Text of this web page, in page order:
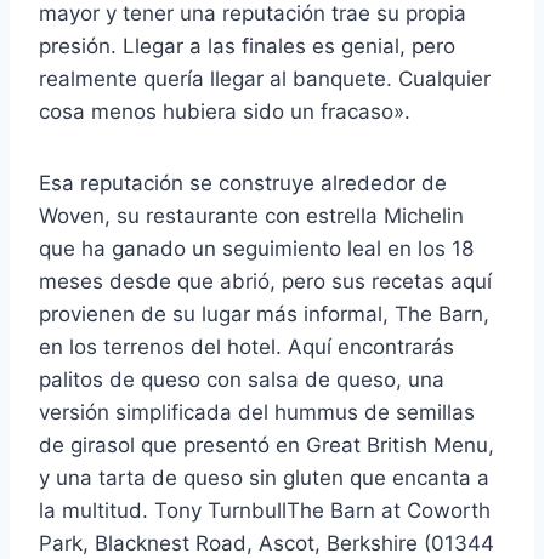
mayor y tener una reputación trae su propia
presión. Llegar a las finales es genial, pero
realmente quería llegar al banquete. Cualquier
cosa menos hubiera sido un fracaso».
Esa reputación se construye alrededor de
Woven, su restaurante con estrella Michelin
que ha ganado un seguimiento leal en los 18
meses desde que abrió, pero sus recetas aquí
provienen de su lugar más informal, The Barn,
en los terrenos del hotel. Aquí encontrarás
palitos de queso con salsa de queso, una
versión simplificada del hummus de semillas
de girasol que presentó en Great British Menu,
y una tarta de queso sin gluten que encanta a
la multitud. Tony TurnbullThe Barn at Coworth
Park, Blacknest Road, Ascot, Berkshire (01344